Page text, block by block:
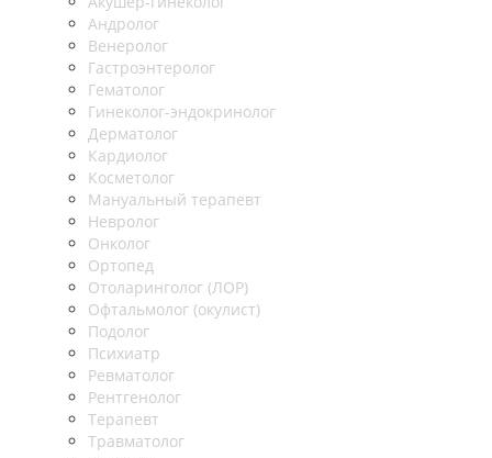
Андролог
Венеролог
Гастроэнтеролог
Гематолог
Гинеколог-эндокринолог
Дерматолог
Кардиолог
Косметолог
Мануальный терапевт
Невролог
Онколог
Ортопед
Отоларинголог (ЛОР)
Офтальмолог (окулист)
Подолог
Психиатр
Ревматолог
Рентгенолог
Терапевт
Травматолог